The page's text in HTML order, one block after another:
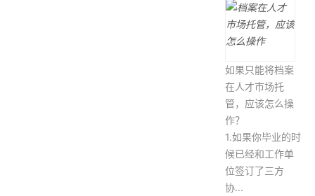
如果只能将档案
在人才市场托
管，应该怎么操
作？
1.如果你毕业的时
候已经和工作单
位签订了三方
协...